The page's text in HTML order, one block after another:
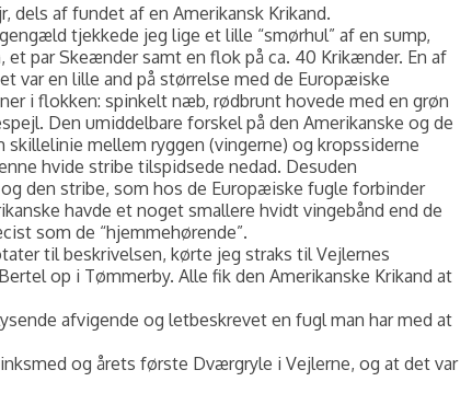
dels af fundet af en Amerikansk Krikand.
tjekkede jeg lige et lille “smørhul” af en sump,
par Skeænder samt en flok på ca. 40 Krikænder. En af
var en lille and på størrelse med de Europæiske
i flokken: spinkelt næb, rødbrunt hovede med en grøn
Den umiddelbare forskel på den Amerikanske og de
mellem ryggen (vingerne) og kropssiderne
hvide stribe tilspidsede nedad. Desuden
den stribe, som hos de Europæiske fugle forbinder
havde et noget smallere hvidt vingebånd end de
som de “hjemmehørende”.
til beskrivelsen, kørte jeg straks til Vejlernes
op i Tømmerby. Alle fik den Amerikanske Krikand at
afvigende og letbeskrevet en fugl man har med at
og årets første Dværgryle i Vejlerne, og at det var